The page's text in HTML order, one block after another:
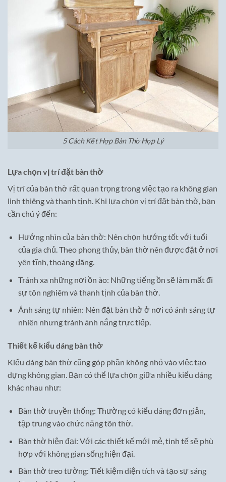
5 Cách Kết Hợp Bàn Thờ Hợp Lý
Lựa chọn vị trí đặt bàn thờ
Vị trí của bàn thờ rất quan trọng trong việc tạo ra không gian
linh thiêng và thanh tịnh. Khi lựa chọn vị trí đặt bàn thờ, bạn
cần chú ý đến:
Hướng nhìn của bàn thờ: Nên chọn hướng tốt với tuổi
của gia chủ. Theo phong thủy, bàn thờ nên được đặt ở nơi
yên tĩnh, thoáng đãng.
Tránh xa những nơi ồn ào: Những tiếng ồn sẽ làm mất đi
sự tôn nghiêm và thanh tịnh của bàn thờ.
Ánh sáng tự nhiên: Nên đặt bàn thờ ở nơi có ánh sáng tự
nhiên nhưng tránh ánh nắng trực tiếp.
Thiết kế kiểu dáng bàn thờ
Kiểu dáng bàn thờ cũng góp phần không nhỏ vào việc tạo
dựng không gian. Bạn có thể lựa chọn giữa nhiều kiểu dáng
khác nhau như:
Bàn thờ truyền thống: Thường có kiểu dáng đơn giản,
tập trung vào chức năng tôn thờ.
Bàn thờ hiện đại: Với các thiết kế mới mẻ, tinh tế sẽ phù
hợp với không gian sống hiện đại.
Bàn thờ treo tường: Tiết kiệm diện tích và tạo sự sáng